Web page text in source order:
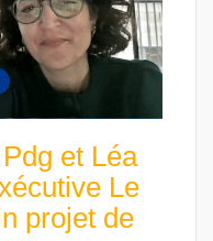
et Léa
Le
projet de